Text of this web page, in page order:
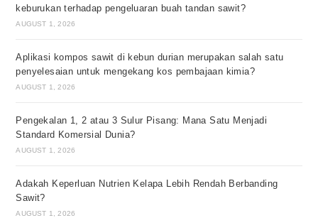
keburukan terhadap pengeluaran buah tandan sawit?
AUGUST 1, 2026
Aplikasi kompos sawit di kebun durian merupakan salah satu
penyelesaian untuk mengekang kos pembajaan kimia?
AUGUST 1, 2026
Pengekalan 1, 2 atau 3 Sulur Pisang: Mana Satu Menjadi
Standard Komersial Dunia?
AUGUST 1, 2026
Adakah Keperluan Nutrien Kelapa Lebih Rendah Berbanding
Sawit?
AUGUST 1, 2026